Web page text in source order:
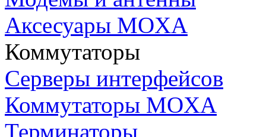
Аксесуары MOXA
Коммутаторы
Серверы интерфейсов
Коммутаторы MOXA
Терминаторы